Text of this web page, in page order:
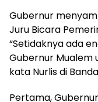
Gubernur
Juru Bicara
“Setidaknya ada
Gubernur Mualem
kata Nurlis di
Pertama,